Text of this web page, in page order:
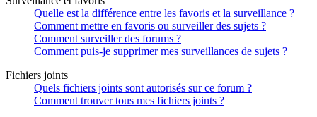
Quelle est la différence entre les favoris et la surveillance ?
Comment mettre en favoris ou surveiller des sujets ?
Comment surveiller des forums ?
Comment puis-je supprimer mes surveillances de sujets ?
Fichiers joints
Quels fichiers joints sont autorisés sur ce forum ?
Comment trouver tous mes fichiers joints ?